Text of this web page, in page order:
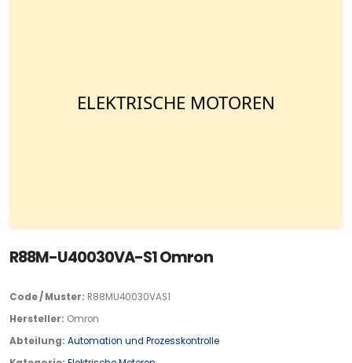
R88M-U40030VA-S1 Omron
Code / Muster: R88MU40030VAS1
Hersteller: Omron
Abteilung: Automation und Prozesskontrolle